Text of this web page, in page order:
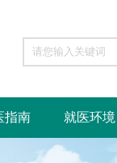
指南 就医环境